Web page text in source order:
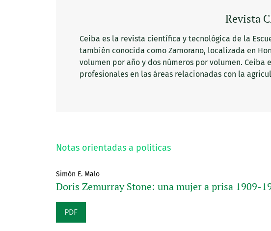
Revista
Ceiba es la revista científica y tecnológica de la
también conocida como Zamorano, localizada en
volumen por año y dos números por volumen.
profesionales en las áreas relacionadas con la
Notas orientadas a politicas
Simón E. Malo
Doris Zemurray Stone: una mujer a prisa 1909-
PDF